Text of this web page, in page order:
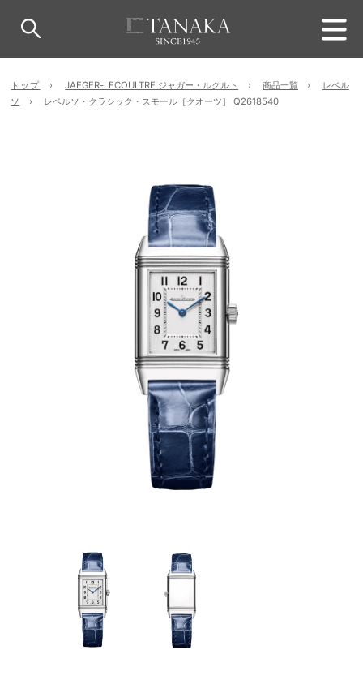
トップ JAEGER-LECOULTRE ジャガー・ルクルト 商品一覧
レベル
ソ
レベルソ・クラシック・スモール［クオーツ］ Q2618540